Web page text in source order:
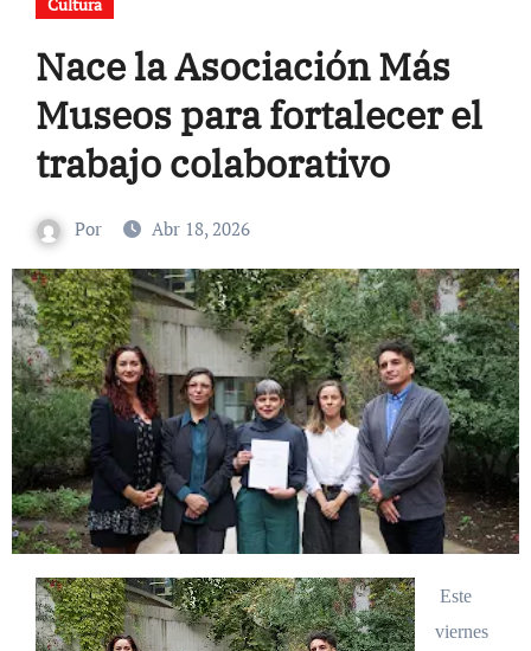
Nace la Asociación Más
Museos para fortalecer el
trabajo colaborativo
Por Abr 18, 2026
Este
viernes